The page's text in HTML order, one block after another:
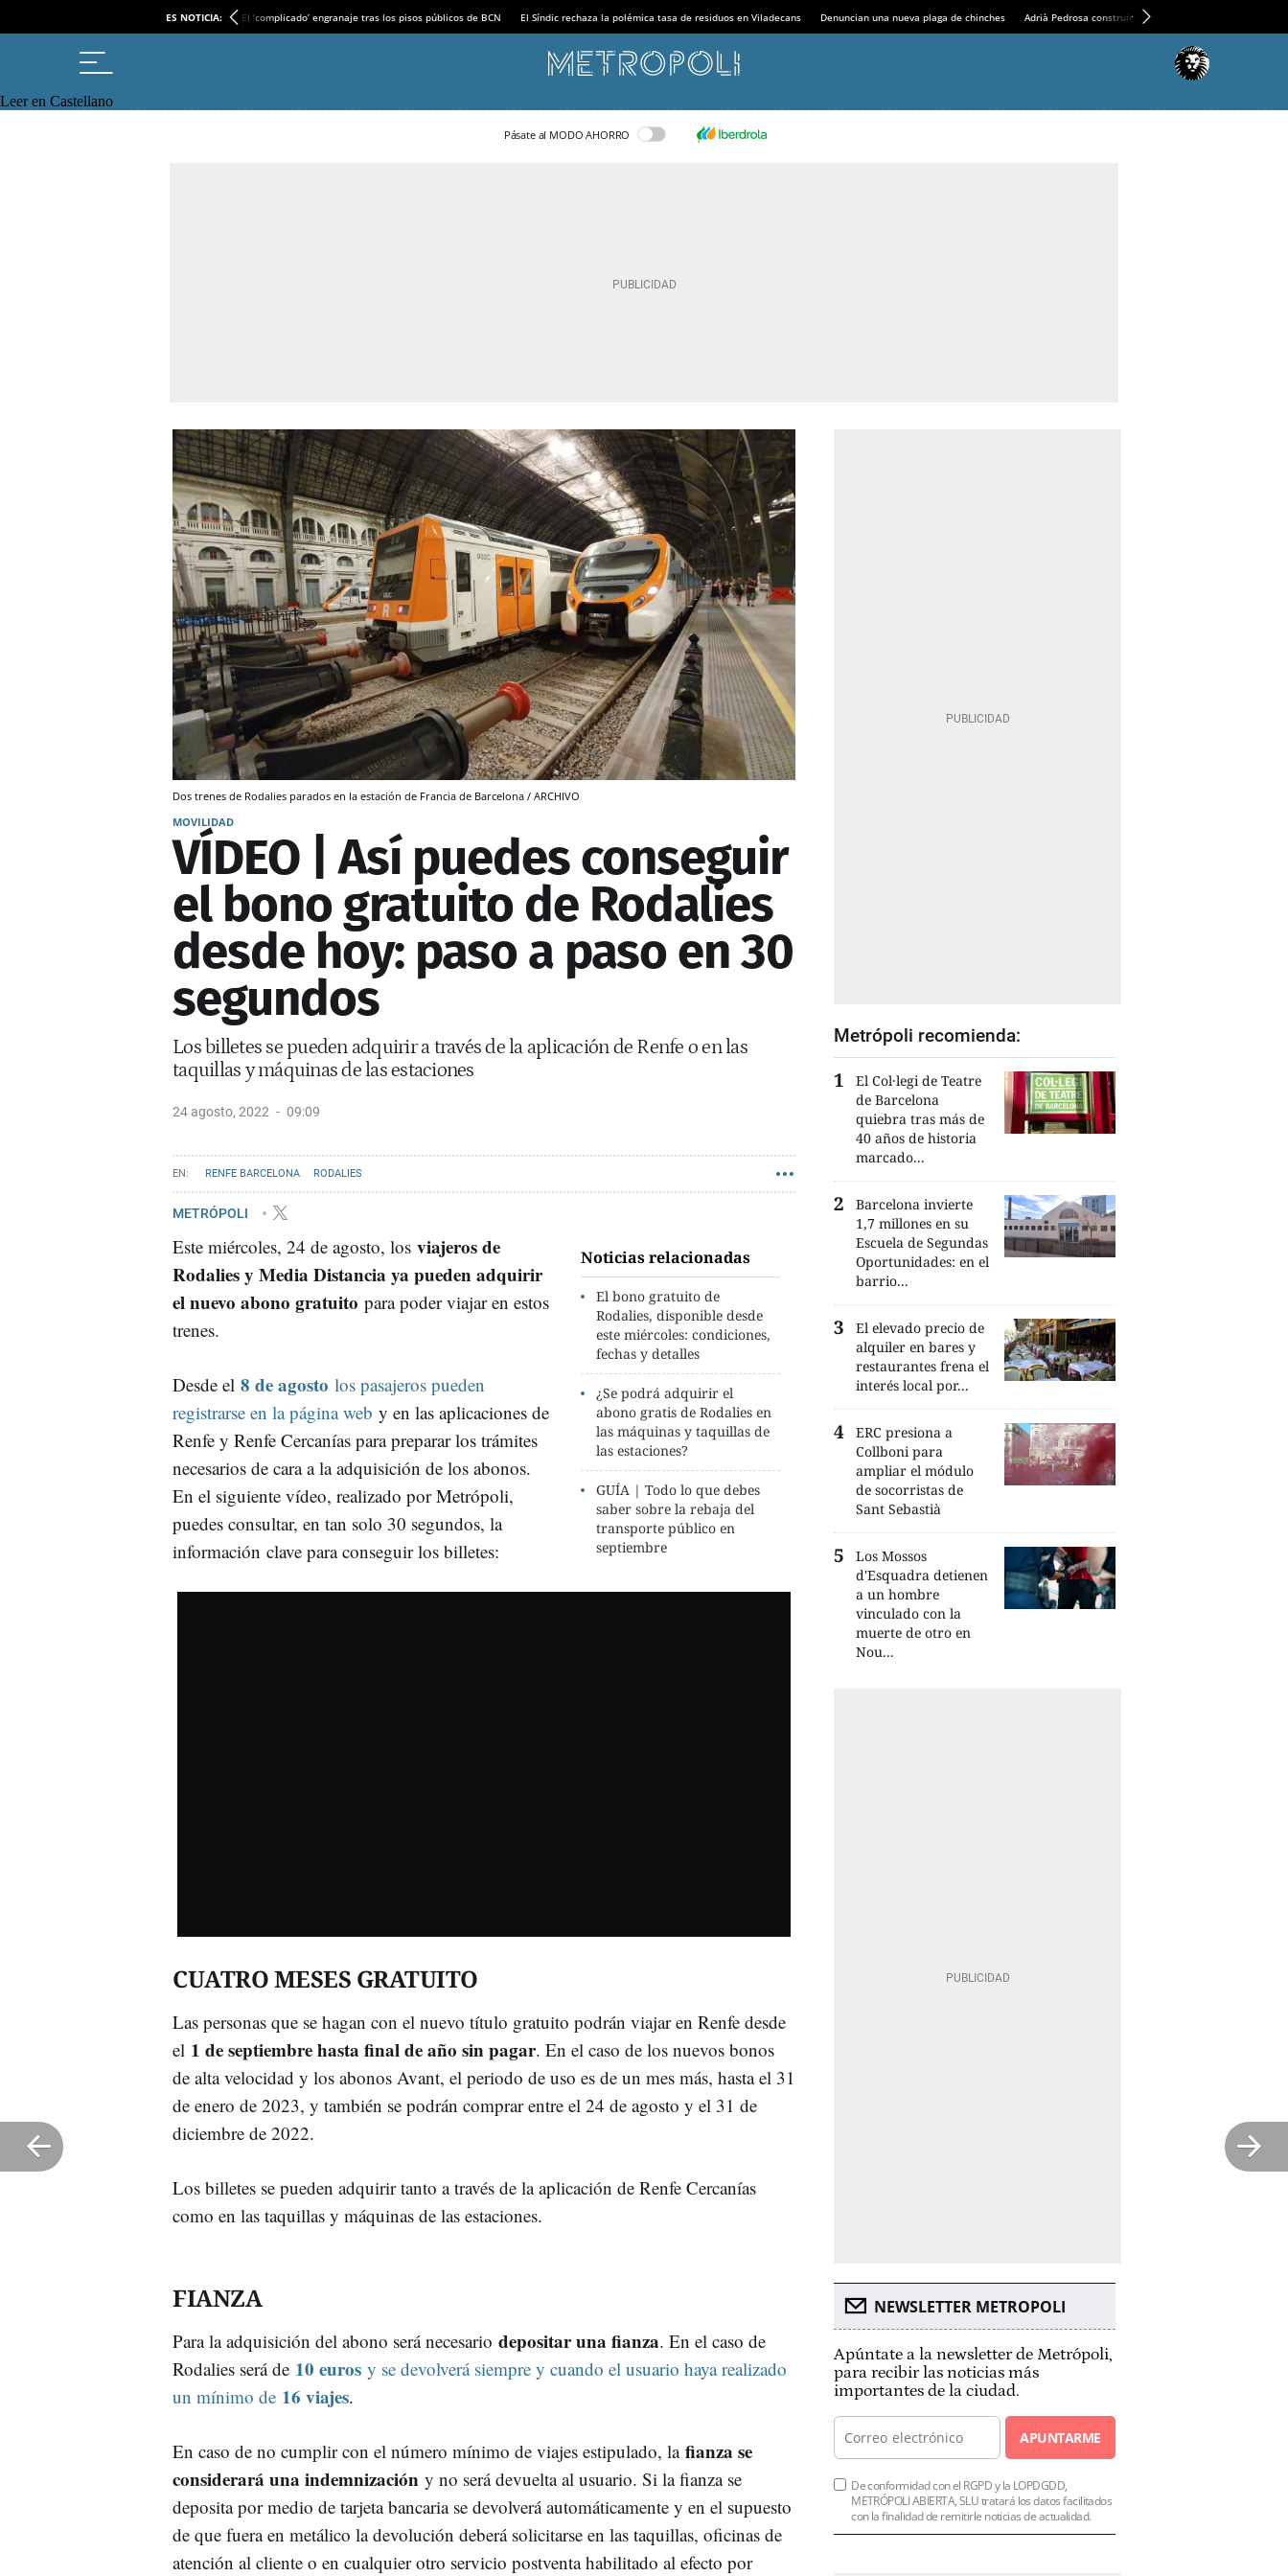
ES NOTICIA: El ‘complicado’ engranaje tras los pisos públicos de BCN El Síndic rechaza la polémica tasa de residuos en Viladecans Denuncian una nueva plaga de chinches Adrià Pedrosa construirá la nueva residencia en el
Leer en Castellano
Pásate al MODO AHORRO
Dos trenes de Rodalies parados en la estación de Francia de Barcelona / ARCHIVO
MOVILIDAD
VÍDEO | Así puedes conseguir
el bono gratuito de Rodalies
desde hoy: paso a paso en 30
segundos
Los billetes se pueden adquirir a través de la aplicación de Renfe o en las
taquillas y máquinas de las estaciones
24 agosto, 2022 09:09
RENFE BARCELONA RODALIES
METRÓPOLI
Noticias relacionadas
El bono gratuito de
Rodalies, disponible desde
este miércoles: condiciones,
fechas y detalles
¿Se podrá adquirir el
abono gratis de Rodalies en
las máquinas y taquillas de
las estaciones?
GUÍA | Todo lo que debes
saber sobre la rebaja del
transporte público en
septiembre
Este miércoles, 24 de agosto, los viajeros de
Rodalies y Media Distancia ya pueden adquirir
el nuevo abono gratuito para poder viajar en estos
trenes.
Desde el 8 de agosto los pasajeros pueden
registrarse en la página web y en las aplicaciones de
Renfe y Renfe Cercanías para preparar los trámites
necesarios de cara a la adquisición de los abonos.
En el siguiente vídeo, realizado por Metrópoli,
puedes consultar, en tan solo 30 segundos, la
información clave para conseguir los billetes:
CUATRO MESES GRATUITO
Las personas que se hagan con el nuevo título gratuito podrán viajar en Renfe desde
el 1 de septiembre hasta final de año sin pagar. En el caso de los nuevos bonos
de alta velocidad y los abonos Avant, el periodo de uso es de un mes más, hasta el 31
de enero de 2023, y también se podrán comprar entre el 24 de agosto y el 31 de
diciembre de 2022.
Los billetes se pueden adquirir tanto a través de la aplicación de Renfe Cercanías
como en las taquillas y máquinas de las estaciones.
FIANZA
Para la adquisición del abono será necesario depositar una fianza. En el caso de
Rodalies será de 10 euros y se devolverá siempre y cuando el usuario haya realizado
un mínimo de 16 viajes.
En caso de no cumplir con el número mínimo de viajes estipulado, la fianza se
considerará una indemnización y no será devuelta al usuario. Si la fianza se
deposita por medio de tarjeta bancaria se devolverá automáticamente y en el supuesto
de que fuera en metálico la devolución deberá solicitarse en las taquillas, oficinas de
atención al cliente o en cualquier otro servicio postventa habilitado al efecto por
Metrópoli recomienda:
El Col·legi de Teatre
de Barcelona
quiebra tras más de
40 años de historia
marcado...
Barcelona invierte
1,7 millones en su
Escuela de Segundas
Oportunidades: en el
barrio...
El elevado precio de
alquiler en bares y
restaurantes frena el
interés local por...
ERC presiona a
Collboni para
ampliar el módulo
de socorristas de
Sant Sebastià
Los Mossos
d'Esquadra detienen
a un hombre
vinculado con la
muerte de otro en
Nou...
NEWSLETTER METROPOLI
Apúntate a la newsletter de Metrópoli,
para recibir las noticias más
importantes de la ciudad.
APUNTARME
De conformidad con el RGPD y la LOPDGDD,
METRÓPOLI ABIERTA, SLU tratará los datos facilitados
con la finalidad de remitirle noticias de actualidad.